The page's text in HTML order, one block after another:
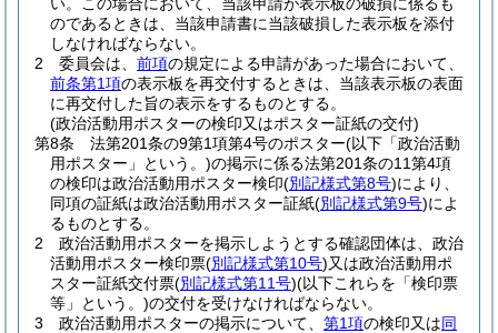
のであるときは、当該申請書に当該破損した表示板を添付
しなければならない。
2
委員会は、 前項の規定による申請があった場合において、
前条第1項の表示板を再交付するときは、当該表示板の表面
に再交付した旨の表示をするものとする。
(政治活動用ポスターの検印又はポスター証紙の交付)
第8条
法第201条の9第1項第4号のポスター(以下「政治活動
用ポスター」という。)の掲示に係る法第201条の11第4項
の検印は政治活動用ポスター検印(別記様式第8号)により、
同項の証紙は政治活動用ポスター証紙(別記様式第9号)によ
るものとする。
2
政治活動用ポスターを掲示しようとする確認団体は、政治
活動用ポスター検印票(別記様式第10号)又は政治活動用ポ
スター証紙交付票(別記様式第11号)(以下これらを「検印票
等」という。)の交付を受けなければならない。
3
政治活動用ポスターの掲示について、 第1項の検印又は同